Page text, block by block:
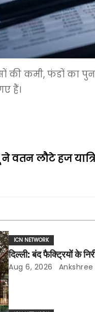
कमी, फंडों का
हैं।
ने वतन लौटे हज
ICN NETWORK
दिल्ली: बंद फैक्ट्रियों के
Aug 6, 2026 Ankshree